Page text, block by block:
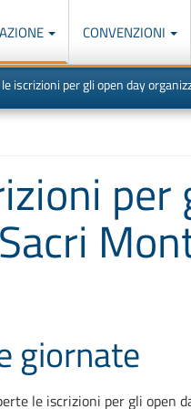
CONVENZIONI
iscrizioni per gli open day
per
giornate
le iscrizioni per gli open